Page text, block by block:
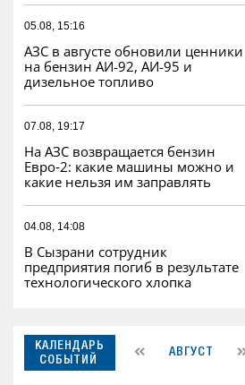
05.08, 15:16
АЗС в августе обновили ценники
на бензин АИ-92, АИ-95 и
дизельное топливо
07.08, 19:17
На АЗС возвращается бензин
Евро‑2: какие машины можно и
какие нельзя им заправлять
04.08, 14:08
В Сызрани сотрудник
предприятия погиб в результате
технологического хлопка
КАЛЕНДАРЬ
СОБЫТИЙ
АВГУСТ